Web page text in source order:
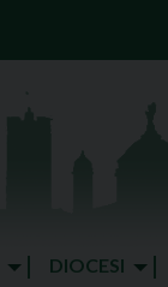
DIOCESI